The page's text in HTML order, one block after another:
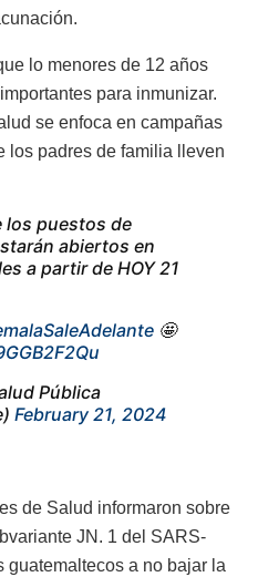
lo menores de 12 años
para inmunizar.
se enfoca en campañas
los padres de familia lleven
los puestos de
abiertos en
a partir de HOY 21
🤩
Pública
February 21, 2024
de Salud informaron sobre
JN. 1 del SARS-
guatemaltecos a no bajar la